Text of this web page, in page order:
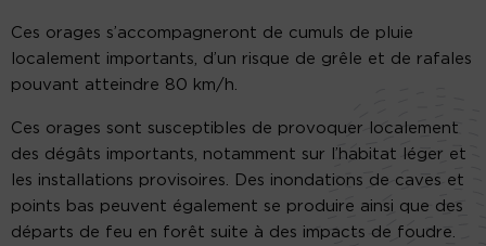
Ces orages s’accompagneront de cumuls de pluie
localement importants, d’un risque de grêle et de rafales
pouvant atteindre 80 km/h.
Ces orages sont susceptibles de provoquer localement
des dégâts importants, notamment sur l’habitat léger et
les installations provisoires. Des inondations de caves et
points bas peuvent également se produire ainsi que des
départs de feu en forêt suite à des impacts de foudre.